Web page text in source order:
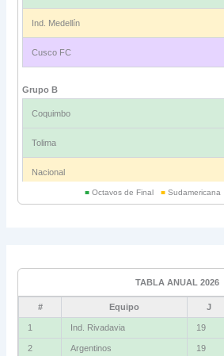
Ind. Medellín
Cusco FC
Grupo B
Coquimbo
Tolima
Nacional
Bolívar
La Guaira
■Octavos de Final ■Sudamericana
TABLA ANUAL 2026
# Equipo J
1 Ind. Rivadavia 19
2 Argentinos 19